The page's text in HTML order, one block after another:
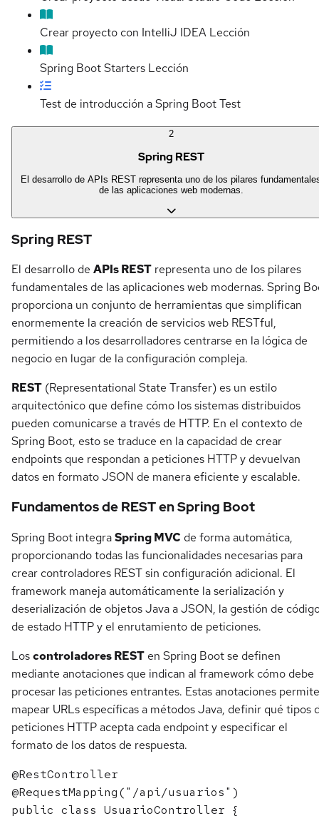
Crear proyecto con IntelliJ IDEA Lección
Spring Boot Starters Lección
Test de introducción a Spring BootTest
2
Spring REST
El desarrollo de APIs REST representa uno de los pilares
de las aplicaciones web modernas.
Spring REST
El desarrollo de APIs REST representa uno de los pilares
fundamentales de las aplicaciones web modernas. Spring
proporciona un conjunto de herramientas que simplifican
enormemente la creación de servicios web RESTful,
permitiendo a los desarrolladores centrarse en la lógica de
negocio en lugar de la configuración compleja.
REST (Representational State Transfer) es un estilo
arquitectónico que define cómo los sistemas distribuidos
pueden comunicarse a través de HTTP. En el contexto de
Spring Boot, esto se traduce en la capacidad de crear
endpoints que respondan a peticiones HTTP y devuelvan
datos en formato JSON de manera eficiente y escalable.
Fundamentos de REST en Spring Boot
Spring Boot integraSpring MVC de forma automática,
proporcionando todas las funcionalidades necesarias para
crear controladores REST sin configuración adicional. El
framework maneja automáticamente la serialización y
deserialización de objetos Java a JSON, la gestión de
de estado HTTP y el enrutamiento de peticiones.
Loscontroladores REST en Spring Boot se definen
mediante anotaciones que indican al framework cómo debe
procesar las peticiones entrantes. Estas anotaciones
mapear URLs específicas a métodos Java, definir qué tipos
peticiones HTTP acepta cada endpoint y especificar el
formato de los datos de respuesta.
@RestController
@RequestMapping("/api/usuarios")
public class UsuarioController {